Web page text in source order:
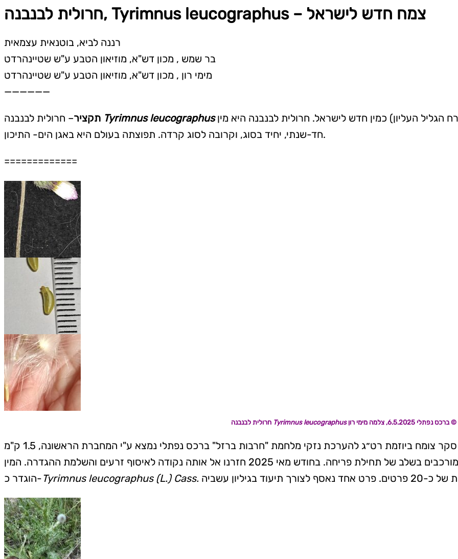
חרולית לבנבנה, Tyrimnus leucographus – צמח חדש לישראל
רננה לביא, בוטנאית עצמאית
בר שמש , מכון דש"א, מוזיאון הטבע ע"ש שטיינהרדט
מימי רון , מכון דש"א, מוזיאון הטבע ע"ש שטיינהרדט
——————
תקציר Tyrimnus leucographusנמצאה והוגדרה לאחרונה ברכס נפתלי (צפון-מזרח הגליל העליון) כמין חדש לישראל. חרולית לבנבנה היא מין
חד-שנתי, יחיד בסוג, וקרובה לסוג קרדה. תפוצתה בעולם היא באגן הים- התיכון.
=============
חרולית לבנבנה Tyrimnus leucographus ברכס נפתלי 6.5.2025, צלמה מימי רון ©
– במהלך חודש אפריל 2025, במסגרת סקר צומח ביוזמת רט״ג להערכת נזקי מלחמת "חרבות ברזל" ברכס נפתלי נמצא ע"י המחברת הראשונה, 1.5 ק"מ
צפון מזרח למרגליות מין צמח לא מוכר ממשפחת המורכבים בשלב של תחילת פריחה. בחודש מאי 2025 חזרנו אל אותה נקודה לאיסוף זרעים והשלמת ההגדרה. המין
הוגדר כ-Tyrimnus leucographus (L.) Cass.